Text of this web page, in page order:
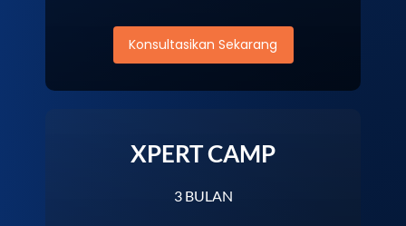
Konsultasikan Sekarang
XPERT CAMP
3 BULAN